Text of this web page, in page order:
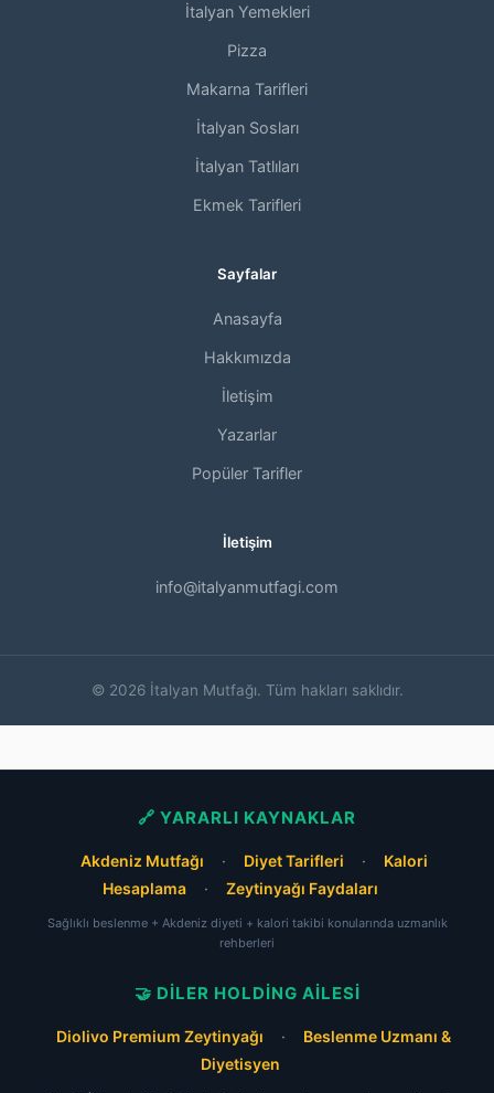
İtalyan Yemekleri
Pizza
Makarna Tarifleri
İtalyan Sosları
İtalyan Tatlıları
Ekmek Tarifleri
Sayfalar
Anasayfa
Hakkımızda
İletişim
Yazarlar
Popüler Tarifler
İletişim
info@italyanmutfagi.com
© 2026 İtalyan Mutfağı. Tüm hakları saklıdır.
🔗 YARARLI KAYNAKLAR
Akdeniz Mutfağı · Diyet Tarifleri ·
Kalori
Hesaplama
· Zeytinyağı Faydaları
Sağlıklı beslenme + Akdeniz diyeti + kalori takibi konularında uzmanlık
rehberleri
🤝 DILER HOLDING AILESI
Diolivo Premium Zeytinyağı ·
Beslenme Uzmanı &
Diyetisyen